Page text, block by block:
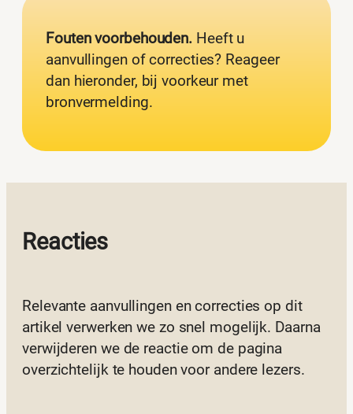
Fouten voorbehouden. Heeft u
aanvullingen of correcties? Reageer
dan hieronder, bij voorkeur met
bronvermelding.
Reacties
Relevante aanvullingen en correcties op dit
artikel verwerken we zo snel mogelijk. Daarna
verwijderen we de reactie om de pagina
overzichtelijk te houden voor andere lezers.